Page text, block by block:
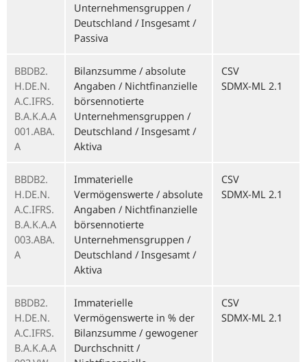
Unternehmensgruppen /
Deutschland / Insgesamt /
Passiva
BBDB2.
H.DE.N.
A.C.IFRS.
B.A.K.A.A
001.ABA.
A
Bilanzsumme / absolute
Angaben / Nichtfinanzielle
börsennotierte
Unternehmensgruppen /
Deutschland / Insgesamt /
Aktiva
CSV
SDMX-ML 2.1
BBDB2.
H.DE.N.
A.C.IFRS.
B.A.K.A.A
003.ABA.
A
Immaterielle
Vermögenswerte / absolute
Angaben / Nichtfinanzielle
börsennotierte
Unternehmensgruppen /
Deutschland / Insgesamt /
Aktiva
CSV
SDMX-ML 2.1
BBDB2.
H.DE.N.
A.C.IFRS.
B.A.K.A.A
Immaterielle
Vermögenswerte in % der
Bilanzsumme / gewogener
Durchschnitt /
CSV
SDMX-ML 2.1